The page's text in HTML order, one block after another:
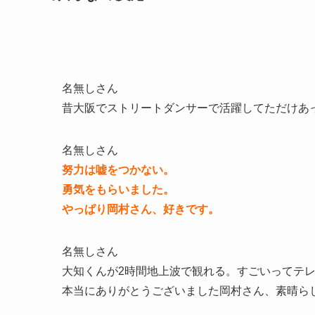
名無しさん
昔大阪でストリートダンサーで活躍してただけ
名無しさん
努力は嘘をつかない。
勇気をもらいました。
やっぱり岡村さん、好きです。
名無しさん
大知くんが2時間地上波で観れる。すごいってテ
本当にありがとうございました岡村さん、素晴ら